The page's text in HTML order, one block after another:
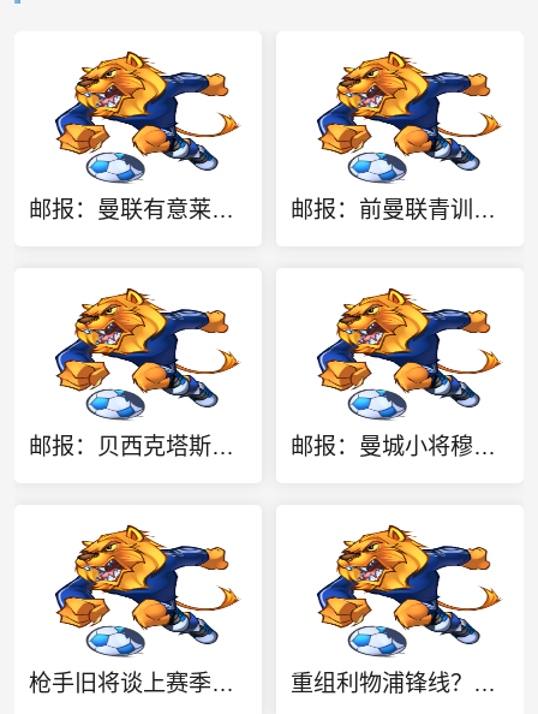
邮报：曼联有意莱斯特城小将路易斯·佩奇，面临阿森纳等队竞争 邮报：前曼联青训图安泽贝目前自由身，获埃弗顿、小蜜蜂等队关注
邮报：贝西克塔斯仍有意威洛克，但认为纽卡斯尔要价过高 邮报：曼城小将穆巴马正在洽谈租借南安普顿的事宜
枪手旧将谈上赛季和不败赛季混合阵：亨利维埃拉等五人无可替代 重组利物浦锋线？法媒：签下萨拉赫之后，特拉布宗即将拿下努涅斯